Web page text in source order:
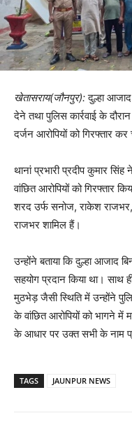
खेतासराय(जौनपुर):दुल्हा आजाद
देने तथा पुलिस कार्रवाई के
दर्जन आरोपियों को गिरफ्तार
थानां प्रभारी प्रदीप कुमार
वांछित आरोपियों को गिरफ्तार
शरद उर्फ सनोज, राकेश
राजभर शामिल हैं।
उन्होंने बताया कि दुल्हा आजाद
सहयोग प्रदान किया था। साथ
मुठभेड़ जैसी स्थिति में उन्होंने
के वांछित आरोपियों को भागने में
के आधार पर उक्त सभी के नाम
TAGS JAUNPUR NEWS